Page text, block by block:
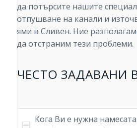
да потърсите нашите
отпушване на канали и
ями в Сливен. Ние
да отстраним тези проблеми.
ЧЕСТО ЗАДАВАНИ
Кога Ви е нужна